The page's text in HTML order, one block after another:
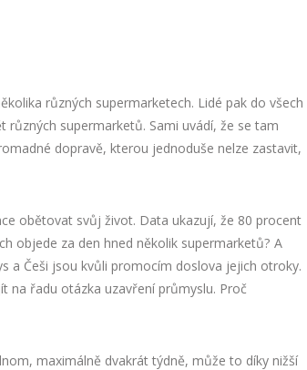
různých supermarketech. Lidé pak do všech
supermarketů. Sami uvádí, že se tam
dopravě, kterou jednoduše nelze zastavit,
obětovat svůj život. Data ukazují, že 80 procent
objede za den hned několik supermarketů? A
a Češi jsou kvůli promocím doslova jejich otroky.
na řadu otázka uzavření průmyslu. Proč
maximálně dvakrát týdně, může to díky nižší